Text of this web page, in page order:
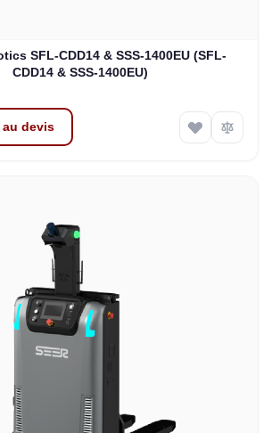
SFL-CDD14 & SSS-1400EU (SFL-
CDD14 & SSS-1400EU)
devis